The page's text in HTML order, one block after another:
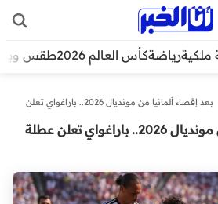
ملكيةرياضةكأس العالم 2026 طقس
بعد إقصاء ألمانيا من مونديال 2026.. باراغواي تعلن
بعد إقصاء ألمانيا من مونديال 2026.. باراغواي تعلن عطلة